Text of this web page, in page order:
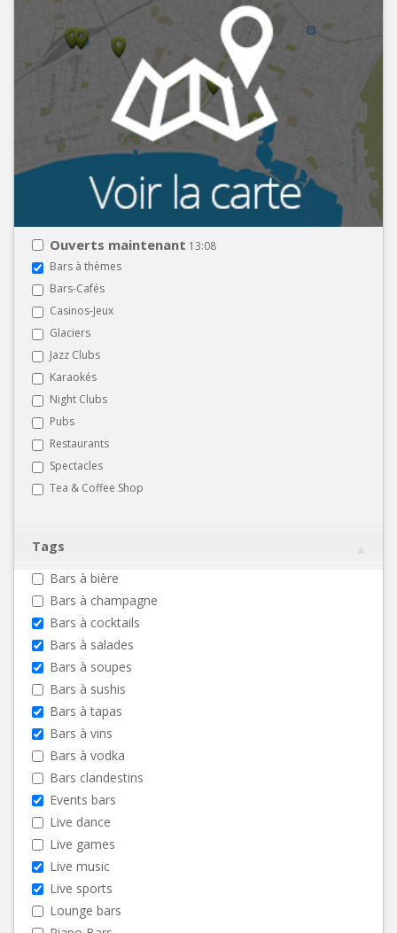
Ouverts maintenant 13:08
Bars à thèmes
Bars-Cafés
Casinos-Jeux
Glaciers
Jazz Clubs
Karaokés
Night Clubs
Pubs
Restaurants
Spectacles
Tea & Coffee Shop
Tags
Bars à bière
Bars à champagne
Bars à cocktails
Bars à salades
Bars à soupes
Bars à sushis
Bars à tapas
Bars à vins
Bars à vodka
Bars clandestins
Events bars
Live dance
Live games
Live music
Live sports
Lounge bars